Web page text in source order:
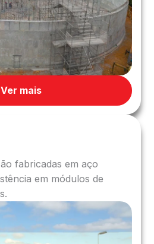
Ver mais
fabricadas em aço
em módulos de